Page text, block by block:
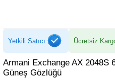
Yetkili Satıcı Ücretsiz
Armani Exchange AX 2048S
Güneş Gözlüğü